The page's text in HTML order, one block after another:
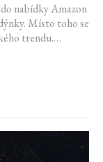
nabídky Amazon
Místo toho se
trendu.
i streamovací
nových nápadů?